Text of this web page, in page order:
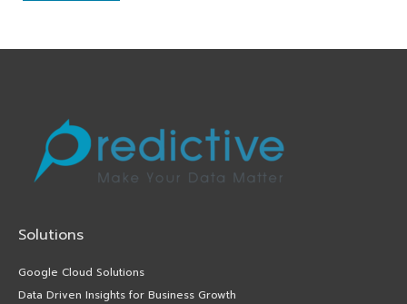
Solutions
Google Cloud Solutions
Data Driven Insights for Business Growth